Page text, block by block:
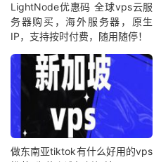
LightNode优惠码 全球vps云服
务器购买，海外服务器，原生
IP，支持按时付费，随用随停！
做东南亚tiktok有什么好用的vps